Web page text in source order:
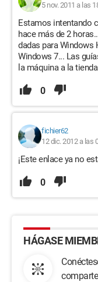
5 nov. 2011 a las
Estamos intentando
hace más de 2
dadas para
Windows 7... Las
la máquina a la
0
fichier62
12 dic. 2012 a las
¡Este enlace ya no
0
HÁGASE